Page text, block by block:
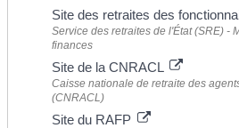
Site des retraites des
Service des retraites de l'État (SRE) -
finances
Site de la CNRACL
Caisse nationale de retraite des
(CNRACL)
Site du RAFP